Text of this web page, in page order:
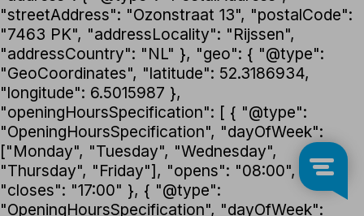
"streetAddress": "Ozonstraat 13", "postalCode":
"7463 PK", "addressLocality": "Rijssen",
"addressCountry": "NL" }, "geo": { "@type":
"GeoCoordinates", "latitude": 52.3186934,
"longitude": 6.5015987 },
"openingHoursSpecification": [ { "@type":
"OpeningHoursSpecification", "dayOfWeek":
["Monday", "Tuesday", "Wednesday",
"Thursday", "Friday"], "opens": "08:00",
"closes": "17:00" }, { "@type":
"OpeningHoursSpecification", "dayOfWeek":